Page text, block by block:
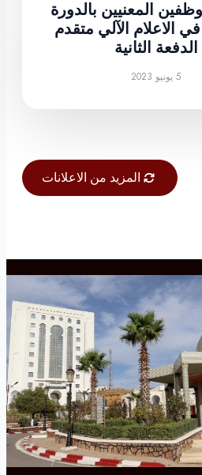
المعنيين بالدورة
في الاعلام الآلي متقدم
الدفعة الثانية
5 يونيو 2023
المزيد من الاعلانات